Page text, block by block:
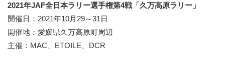
2021年JAF全日本ラリー選手権第4戦「久万高原ラリー」
開催日：2021年10月29～31日
開催地：愛媛県久万高原町周辺
主催：MAC、ETOILE、DCR